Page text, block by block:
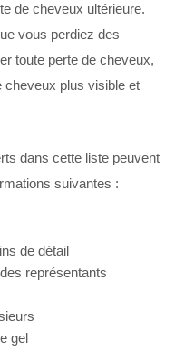
de cheveux ultérieure.
vous perdiez des
toute perte de cheveux,
cheveux plus visible et
dans cette liste peuvent
suivantes :
de détail
représentants
gel